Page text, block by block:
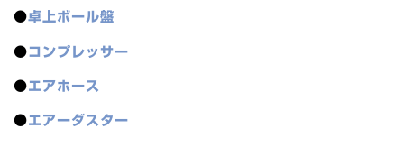
●卓上ボール盤
● コンプレッサー
●エアホース
●エアーダスター